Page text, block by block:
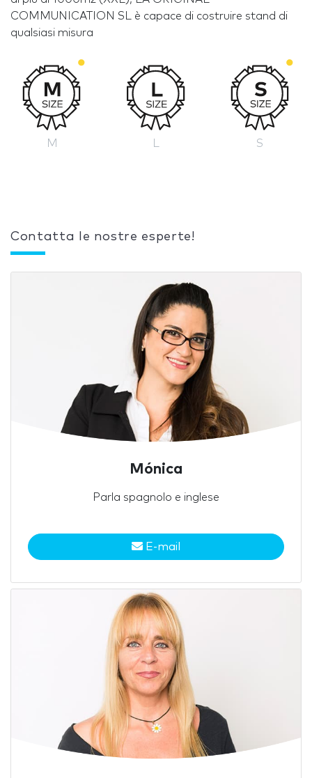
COMMUNICATION SL è capace di costruire stand di
qualsiasi misura
M S
Contatta le nostre esperte!
Mónica
Parla spagnolo e inglese
E-mail